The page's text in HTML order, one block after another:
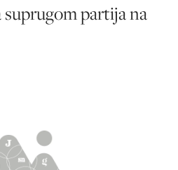
suprugom partija na